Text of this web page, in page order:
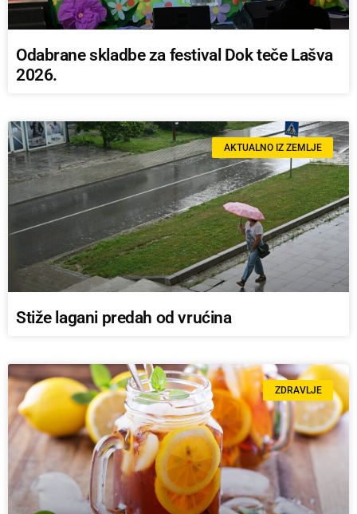
Odabrane skladbe za festival Dok teče Lašva
2026.
AKTUALNO IZ ZEMLJE
Stiže lagani predah od vrućina
ZDRAVLJE